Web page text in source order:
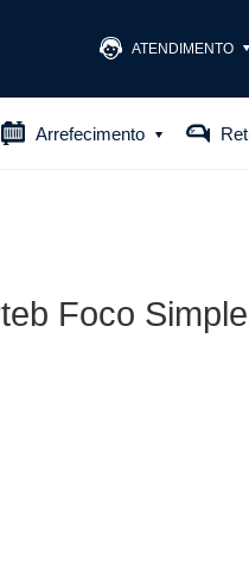
ATENDIMENTO
(48)
Arrefecimento
Foco